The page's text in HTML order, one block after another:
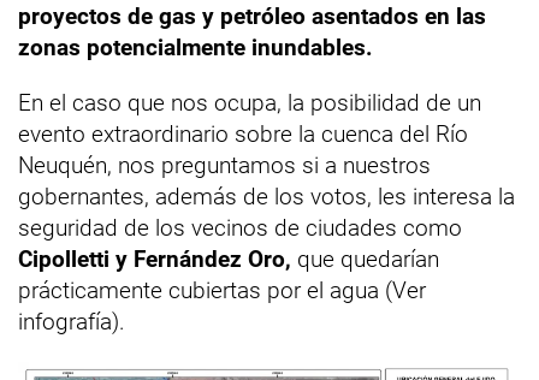
proyectos de gas y petróleo asentados en las
zonas potencialmente inundables.
En el caso que nos ocupa, la posibilidad de un
evento extraordinario sobre la cuenca del Río
Neuquén, nos preguntamos si a nuestros
gobernantes, además de los votos, les interesa la
seguridad de los vecinos de ciudades como
Cipolletti y Fernández Oro, que quedarían
prácticamente cubiertas por el agua (Ver
infografía).